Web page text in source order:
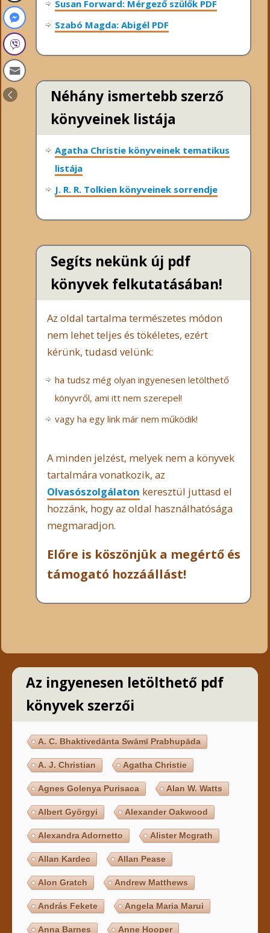
Susan Forward: Mérgező szülők PDF
Szabó Magda: Abigél PDF
Néhány ismertebb szerző
könyveinek listája
Agatha Christie könyveinek tematikus
listája
J. R. R. Tolkien könyveinek sorrendje
Segíts nekünk új pdf
könyvek felkutatásában!
Az oldal tartalma természetes módon
nem lehet teljes és tökéletes, ezért
kérünk, tudasd velünk:
ha tudsz még olyan ingyenesen letölthető
könyvről, ami itt nem szerepel!
vagy ha egy link már nem működik!
A minden jelzést, melyek nem a könyvek
tartalmára vonatkozik, az
Olvasószolgálaton keresztül juttasd el
hozzánk, hogy az oldal használhatósága
megmaradjon.
Előre is köszönjük a megértő és
támogató hozzáállást!
Az ingyenesen letölthető pdf
könyvek szerzői
A. C. Bhaktivedānta Swāmī Prabhupāda
A. J. Christian Agatha Christie
Agnes Golenya Purisaca Alan W. Watts
Albert Györgyi Alexander Oakwood
Alexandra Adornetto Alister Mcgrath
Allan Kardec Allan Pease
Alon Gratch Andrew Matthews
András Fekete Angela Maria Marui
Anna Barnes Anne Hooper